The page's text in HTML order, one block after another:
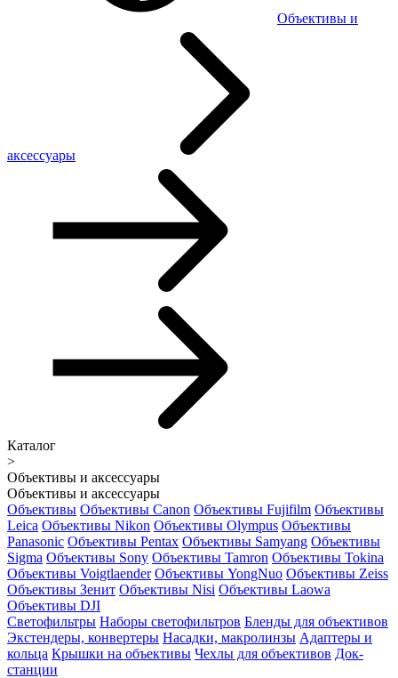
Объективы и
аксессуары
Каталог
>
Объективы и аксессуары
Объективы и аксессуары
Объективы Объективы Canon Объективы Fujifilm Объективы
Leica Объективы Nikon Объективы Olympus Объективы
Panasonic Объективы Pentax Объективы Samyang Объективы
Sigma Объективы Sony Объективы Tamron Объективы Tokina
Объективы Voigtlaender Объективы YongNuo Объективы Zeiss
Объективы Зенит Объективы Nisi Объективы Laowa
Объективы DJI
Светофильтры Наборы светофильтров Бленды для объективов
Экстендеры, конвертеры Насадки, макролинзы Адаптеры и
кольца Крышки на объективы Чехлы для объективов Док-
станции